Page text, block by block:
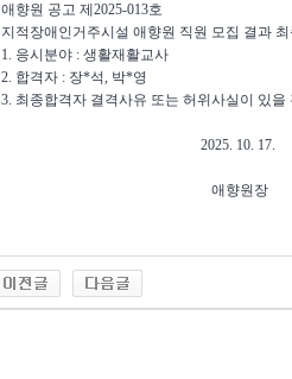
애향원 공고 제2025-013호
지적장애인거주시설 애향원 직원 모집 결과
1. 응시분야 : 생활재활교사
2. 합격자 : 장*석, 박*영
3. 최종합격자 결격사유 또는 허위사실이 있
2025. 10. 17.
애향원장